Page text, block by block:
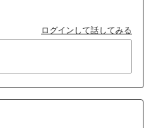
ログインして話してみる